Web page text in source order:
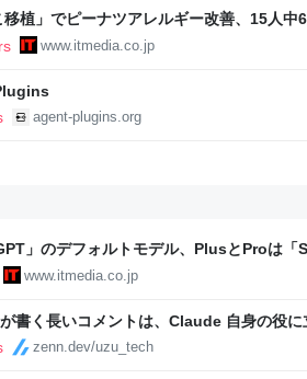
移植」でピーナツアレルギー改善、15人中
実証は初 Science系列誌掲載
www.itmedia.co.jp
agent-plugins.org
」のデフォルトモデル、PlusとProは「
でテキストチャット無制限に
www.itmedia.co.jp
書く長いコメントは、Claude 自身の役に
zenn.dev/uzu_tech